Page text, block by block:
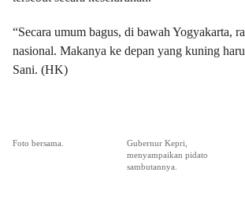
“Secara umum bagus, di bawah Yogyakarta,
nasional. Makanya ke depan yang kuning
Sani. (HK)
Foto bersama.
Gubernur Kepri,
menyampaikan pidato
sambutannya.